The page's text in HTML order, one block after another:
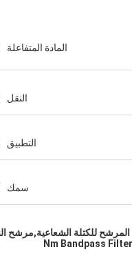
المادة المتفاعلة
النقل
التطبيق
سمك